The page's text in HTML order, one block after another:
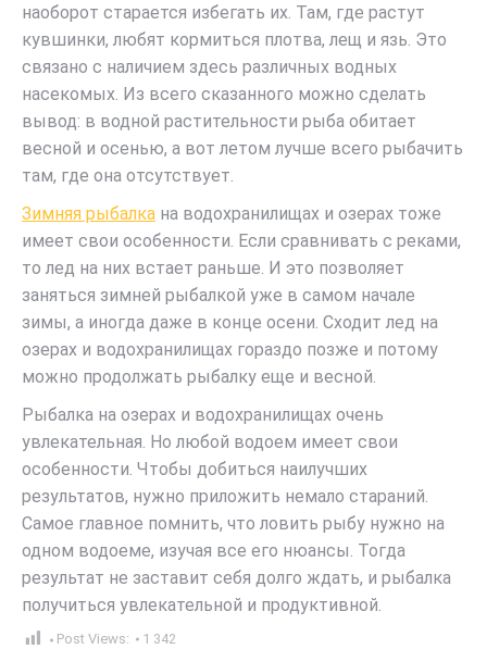
наоборот старается избегать их. Там, где растут
кувшинки, любят кормиться плотва, лещ и язь. Это
связано с наличием здесь различных водных
насекомых. Из всего сказанного можно сделать
вывод: в водной растительности рыба обитает
весной и осенью, а вот летом лучше всего рыбачить
там, где она отсутствует.
Зимняя рыбалка на водохранилищах и озерах тоже
имеет свои особенности. Если сравнивать с реками,
то лед на них встает раньше. И это позволяет
заняться зимней рыбалкой уже в самом начале
зимы, а иногда даже в конце осени. Сходит лед на
озерах и водохранилищах гораздо позже и потому
можно продолжать рыбалку еще и весной.
Рыбалка на озерах и водохранилищах очень
увлекательная. Но любой водоем имеет свои
особенности. Чтобы добиться наилучших
результатов, нужно приложить немало стараний.
Самое главное помнить, что ловить рыбу нужно на
одном водоеме, изучая все его нюансы. Тогда
результат не заставит себя долго ждать, и рыбалка
получиться увлекательной и продуктивной.
Post Views: 1 342